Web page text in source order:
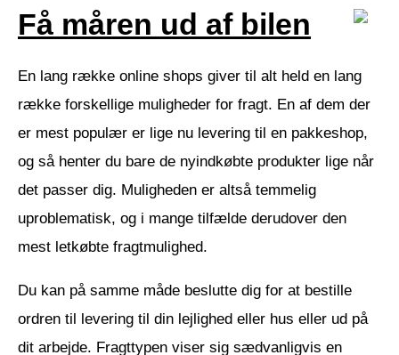
Få måren ud af bilen
En lang række online shops giver til alt held en lang
række forskellige muligheder for fragt. En af dem der
er mest populær er lige nu levering til en pakkeshop,
og så henter du bare de nyindkøbte produkter lige når
det passer dig. Muligheden er altså temmelig
uproblematisk, og i mange tilfælde derudover den
mest letkøbte fragtmulighed.
Du kan på samme måde beslutte dig for at bestille
ordren til levering til din lejlighed eller hus eller ud på
dit arbejde. Fragttypen viser sig sædvanligvis en